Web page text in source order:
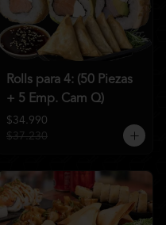
Rolls para 4: (50 Piezas
+ 5 Emp. Cam Q)
$34.990
$37.230